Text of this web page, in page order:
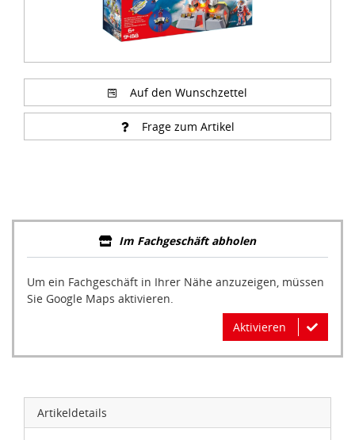
Auf den Wunschzettel
Frage zum Artikel
Im Fachgeschäft abholen
Um ein Fachgeschäft in Ihrer Nähe anzuzeigen, müssen
Sie Google Maps aktivieren.
Aktivieren
Artikeldetails